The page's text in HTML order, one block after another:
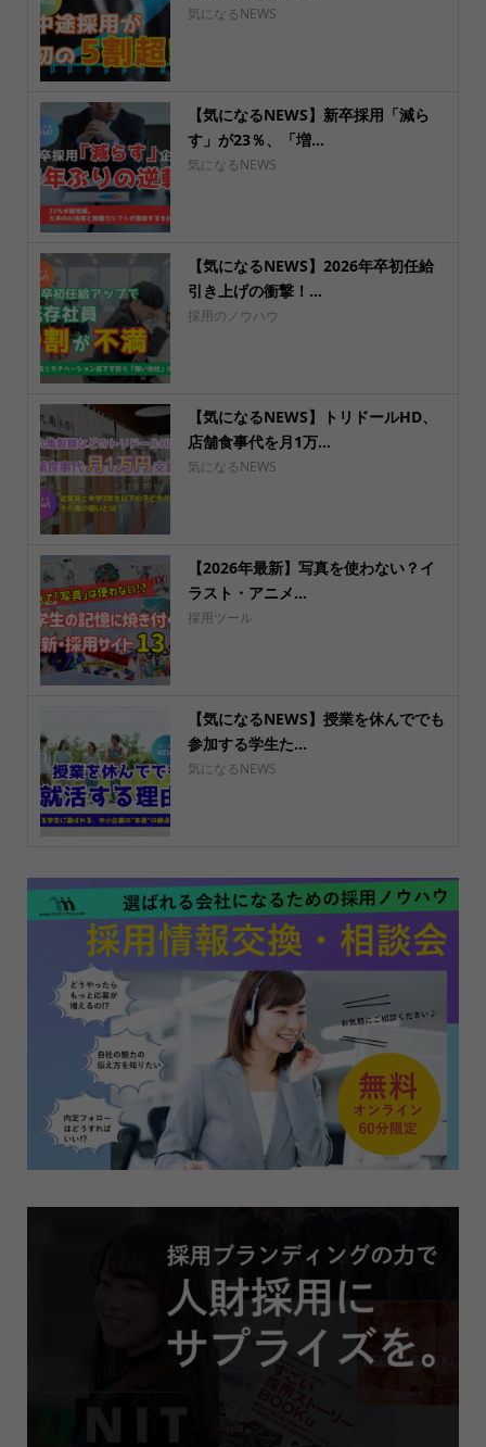
気になるNEWS
【気になるNEWS】新卒採用「減ら
す」が23％、「増...
気になるNEWS
【気になるNEWS】2026年卒初任給
引き上げの衝撃！...
採用のノウハウ
【気になるNEWS】トリドールHD、
店舗食事代を月1万...
気になるNEWS
【2026年最新】写真を使わない？イ
ラスト・アニメ...
採用ツール
【気になるNEWS】授業を休んででも
参加する学生た...
気になるNEWS